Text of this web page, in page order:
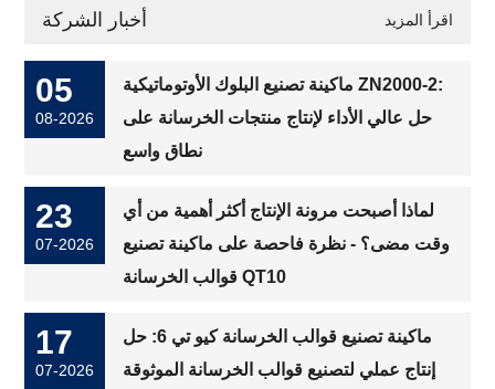
سارلاند....
أخبار الشركة اقرأ المزيد
05
08-2026
ماكينة تصنيع البلوك الأوتوماتيكية ZN2000-2:
حل عالي الأداء لإنتاج منتجات الخرسانة على
نطاق واسع
23
07-2026
لماذا أصبحت مرونة الإنتاج أكثر أهمية من أي
وقت مضى؟ - نظرة فاحصة على ماكينة تصنيع
قوالب الخرسانة QT10
17
07-2026
ماكينة تصنيع قوالب الخرسانة كيو تي 6: حل
إنتاج عملي لتصنيع قوالب الخرسانة الموثوقة